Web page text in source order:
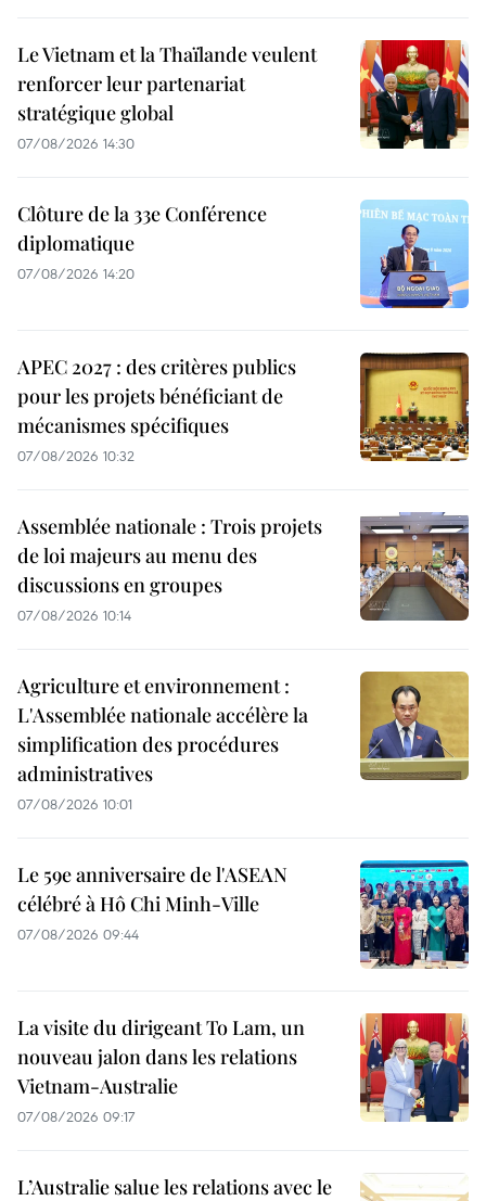
Le Vietnam et la Thaïlande veulent
renforcer leur partenariat
stratégique global
07/08/2026 14:30
Clôture de la 33e Conférence
diplomatique
07/08/2026 14:20
APEC 2027 : des critères publics
pour les projets bénéficiant de
mécanismes spécifiques
07/08/2026 10:32
Assemblée nationale : Trois projets
de loi majeurs au menu des
discussions en groupes
07/08/2026 10:14
Agriculture et environnement :
L'Assemblée nationale accélère la
simplification des procédures
administratives
07/08/2026 10:01
Le 59e anniversaire de l'ASEAN
célébré à Hô Chi Minh-Ville
07/08/2026 09:44
La visite du dirigeant To Lam, un
nouveau jalon dans les relations
Vietnam-Australie
07/08/2026 09:17
L’Australie salue les relations avec le